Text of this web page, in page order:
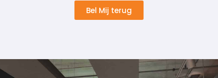
Bel Mij terug